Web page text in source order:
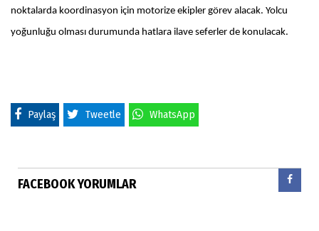
noktalarda koordinasyon için motorize ekipler görev alacak. Yolcu
yoğunluğu olması durumunda hatlara ilave seferler de konulacak.
Paylaş Tweetle WhatsApp
FACEBOOK YORUMLAR